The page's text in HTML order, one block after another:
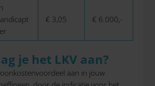
€ 3,05 € 6.000,-
je het LKV aan?
aan in jouw